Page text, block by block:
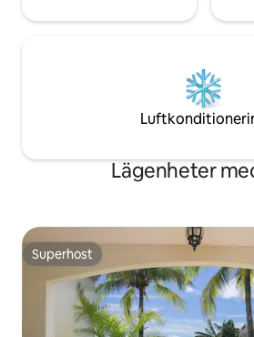
Lägenheter
Superhost
Superhost